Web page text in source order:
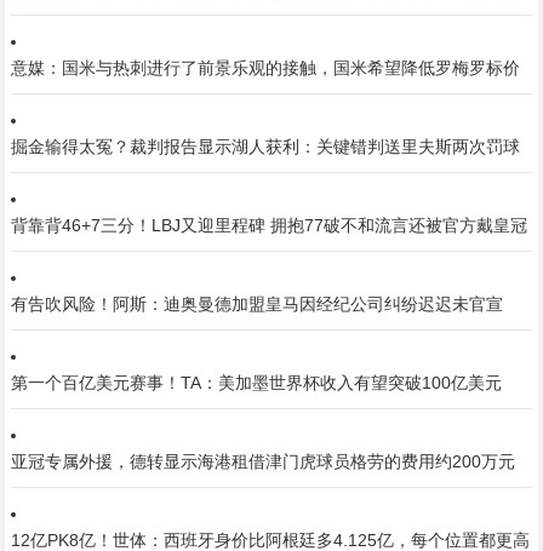
意媒：国米与热刺进行了前景乐观的接触，国米希望降低罗梅罗标价
掘金输得太冤？裁判报告显示湖人获利：关键错判送里夫斯两次罚球
背靠背46+7三分！LBJ又迎里程碑 拥抱77破不和流言还被官方戴皇冠
有告吹风险！阿斯：迪奥曼德加盟皇马因经纪公司纠纷迟迟未官宣
第一个百亿美元赛事！TA：美加墨世界杯收入有望突破100亿美元
亚冠专属外援，德转显示海港租借津门虎球员格劳的费用约200万元
12亿PK8亿！世体：西班牙身价比阿根廷多4.125亿，每个位置都更高